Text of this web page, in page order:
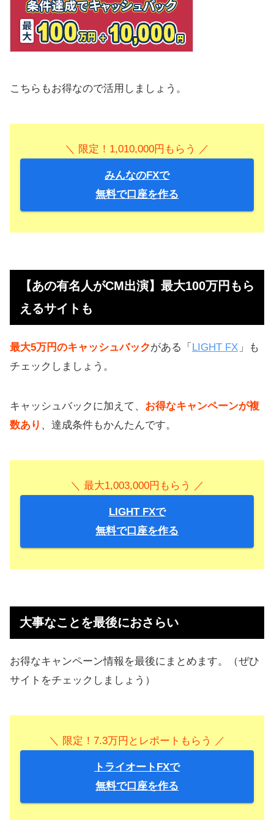
こちらもお得なので活用しましょう。
＼ 限定！1,010,000円もらう ／
みんなのFXで
無料で口座を作る
【あの有名人がCM出演】最大100万円もら
えるサイトも
最大5万円のキャッシュバックがある「 LIGHT FX 」も
チェックしましょう。
キャッシュバックに加えて、 お得なキャンペーンが複
数あり 、達成条件もかんたんです。
＼ 最大1,003,000円もらう ／
LIGHT FXで
無料で口座を作る
大事なことを最後におさらい
お得なキャンペーン情報を最後にまとめます。（ぜひ
サイトをチェックしましょう）
＼ 限定！7.3万円とレポートもらう ／
トライオートFXで
無料で口座を作る